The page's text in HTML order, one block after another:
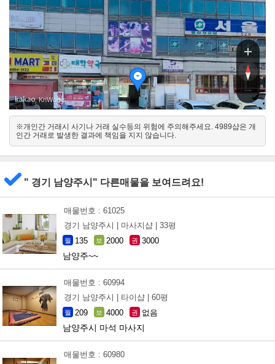
내
내
북동
, KnWorks
※개인간 거래시 사기나 거래 실수등의 위험에 주의해주세요. 4989샵은 개
인간 거래로 발생한 결과에 책임을 지지 않습니다.
" 경기 남양주시" 다른매물을 보여드려요!
매물번호 : 61025
경기 남양주시 |
마사지샵 | 33평
월 135 보 2000 권 3000
남양주~~
매물번호 : 60994
경기 남양주시 |
타이샵 | 60평
월 209 보 4000 권 없음
남양주시 마석 마사지
매물번호 : 60980